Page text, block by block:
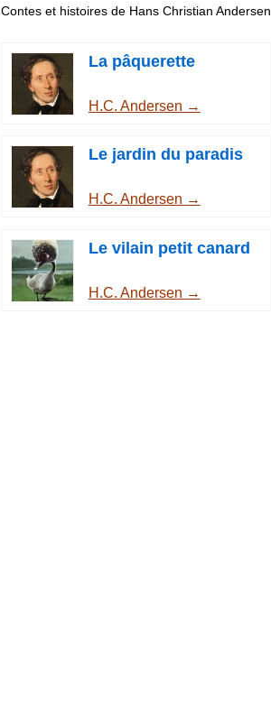
Contes et histoires de Hans Christian Andersen
La pâquerette
H.C. Andersen →
Le jardin du paradis
H.C. Andersen →
Le vilain petit canard
H.C. Andersen →